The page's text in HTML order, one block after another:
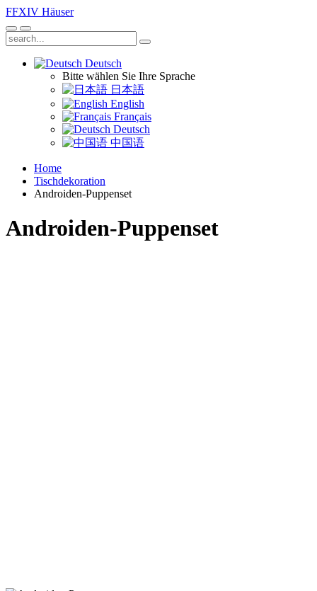
FFXIV Häuser
Deutsch
Bitte wählen Sie Ihre Sprache
日本語
English
Français
Deutsch
中国语
Home
Tischdekoration
Androiden-Puppenset
Androiden-Puppenset